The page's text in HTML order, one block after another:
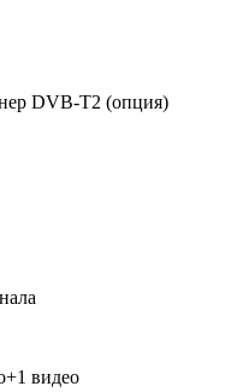
DVB-T2 (опция)
видео